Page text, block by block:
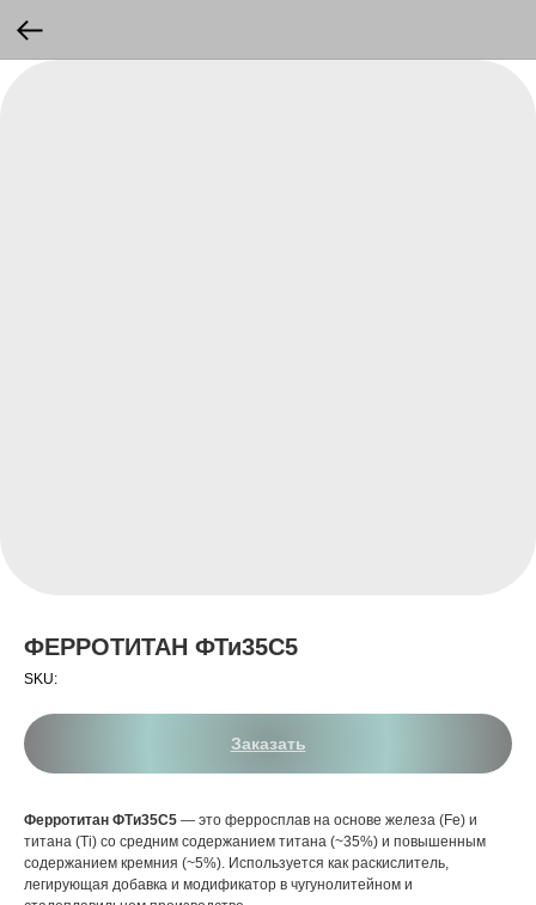
ФЕРРОТИТАН ФТи35С5
SKU:
Заказать
Ферротитан ФТи35С5 — это ферросплав на основе железа (Fe) и
титана (Ti) со средним содержанием титана (~35%) и повышенным
содержанием кремния (~5%). Используется как раскислитель,
легирующая добавка и модификатор в чугунолитейном и